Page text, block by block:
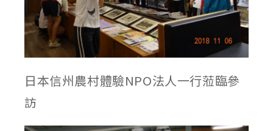
日本信州農村體驗NPO法人一行蒞臨參
訪